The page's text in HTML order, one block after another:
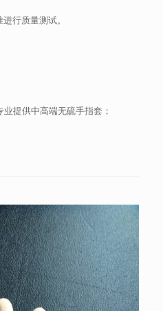
行质量测试。
提供中高端无硫手指套；